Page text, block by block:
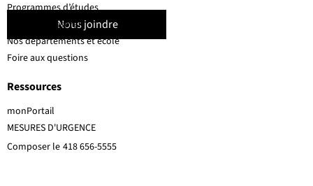
Nous joindre
MESURES D'URGENCE
Composer le 418 656-5555
Ressources
Programmes d’études
Corps professoral
Nos départements et école
Foire aux questions
monPortail